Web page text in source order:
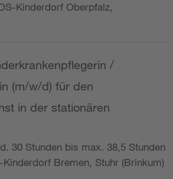
Kinderdorf Oberpfalz,
/
(m/w/d) für den
in der stationären
30 Stunden bis max. 38,5 Stunden
Kinderdorf Bremen, Stuhr (Brinkum)